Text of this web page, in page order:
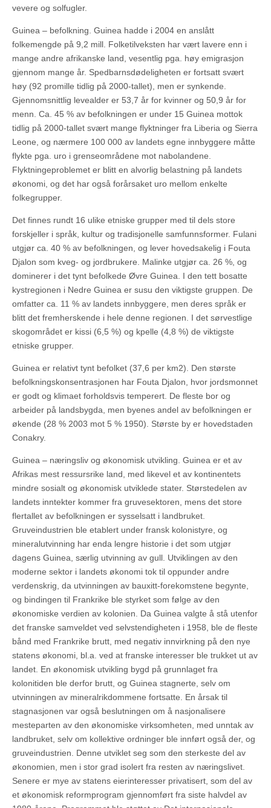
vevere og solfugler.
Guinea – befolkning. Guinea hadde i 2004 en anslått
folkemengde på 9,2 mill. Folketilveksten har vært lavere enn i
mange andre afrikanske land, vesentlig pga. høy emigrasjon
gjennom mange år. Spedbarnsdødeligheten er fortsatt svært
høy (92 promille tidlig på 2000-tallet), men er synkende.
Gjennomsnittlig levealder er 53,7 år for kvinner og 50,9 år for
menn. Ca. 45 % av befolkningen er under 15 Guinea mottok
tidlig på 2000-tallet svært mange flyktninger fra Liberia og Sierra
Leone, og nærmere 100 000 av landets egne innbyggere måtte
flykte pga. uro i grenseområdene mot nabolandene.
Flyktningeproblemet er blitt en alvorlig belastning på landets
økonomi, og det har også forårsaket uro mellom enkelte
folkegrupper.
Det finnes rundt 16 ulike etniske grupper med til dels store
forskjeller i språk, kultur og tradisjonelle samfunnsformer. Fulani
utgjør ca. 40 % av befolkningen, og lever hovedsakelig i Fouta
Djalon som kveg- og jordbrukere. Malinke utgjør ca. 26 %, og
dominerer i det tynt befolkede Øvre Guinea. I den tett bosatte
kystregionen i Nedre Guinea er susu den viktigste gruppen. De
omfatter ca. 11 % av landets innbyggere, men deres språk er
blitt det fremherskende i hele denne regionen. I det sørvestlige
skogområdet er kissi (6,5 %) og kpelle (4,8 %) de viktigste
etniske grupper.
Guinea er relativt tynt befolket (37,6 per km2). Den største
befolkningskonsentrasjonen har Fouta Djalon, hvor jordsmonnet
er godt og klimaet forholdsvis temperert. De fleste bor og
arbeider på landsbygda, men byenes andel av befolkningen er
økende (28 % 2003 mot 5 % 1950). Største by er hovedstaden
Conakry.
Guinea – næringsliv og økonomisk utvikling. Guinea er et av
Afrikas mest ressursrike land, med likevel et av kontinentets
mindre sosialt og økonomisk utviklede stater. Størstedelen av
landets inntekter kommer fra gruvesektoren, mens det store
flertallet av befolkningen er sysselsatt i landbruket.
Gruveindustrien ble etablert under fransk kolonistyre, og
mineralutvinning har enda lengre historie i det som utgjør
dagens Guinea, særlig utvinning av gull. Utviklingen av den
moderne sektor i landets økonomi tok til oppunder andre
verdenskrig, da utvinningen av bauxitt-forekomstene begynte,
og bindingen til Frankrike ble styrket som følge av den
økonomiske verdien av kolonien. Da Guinea valgte å stå utenfor
det franske samveldet ved selvstendigheten i 1958, ble de fleste
bånd med Frankrike brutt, med negativ innvirkning på den nye
statens økonomi, bl.a. ved at franske interesser ble trukket ut av
landet. En økonomisk utvikling bygd på grunnlaget fra
kolonitiden ble derfor brutt, og Guinea stagnerte, selv om
utvinningen av mineralrikdommene fortsatte. En årsak til
stagnasjonen var også beslutningen om å nasjonalisere
mesteparten av den økonomiske virksomheten, med unntak av
landbruket, selv om kollektive ordninger ble innført også der, og
gruveindustrien. Denne utviklet seg som den sterkeste del av
økonomien, men i stor grad isolert fra resten av næringslivet.
Senere er mye av statens eierinteresser privatisert, som del av
et økonomisk reformprogram gjennomført fra siste halvdel av